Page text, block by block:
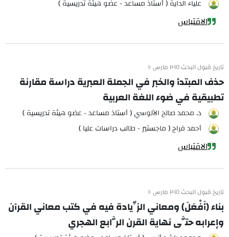
علياء الداية ( أستاذ مساعد - عضو هيئة تدريسية )
الاقتباس
تاريخ قبول البحث ٢٠١٥ مارس ١٠
حذف المبتدأ والخبر في الجملة العبرية دراسة مقارنة
تطبيقية في ضوء اللغة العربية
د. محمد صالح الآلوسي ( أستاذ مساعد - عضو هيئة تدريسية )
أحمد فراج ( ماجستير - طالب دراسات عليا )
الاقتباس
تاريخ قبول البحث ٢٠١٥ مارس ١٠
بناء (أَفْعَلَ) ومعاني الزِّيادة فيه في كتب معاني القرآن
وإعرابه حتَّى نهاية القرن الرَّابع الهجري